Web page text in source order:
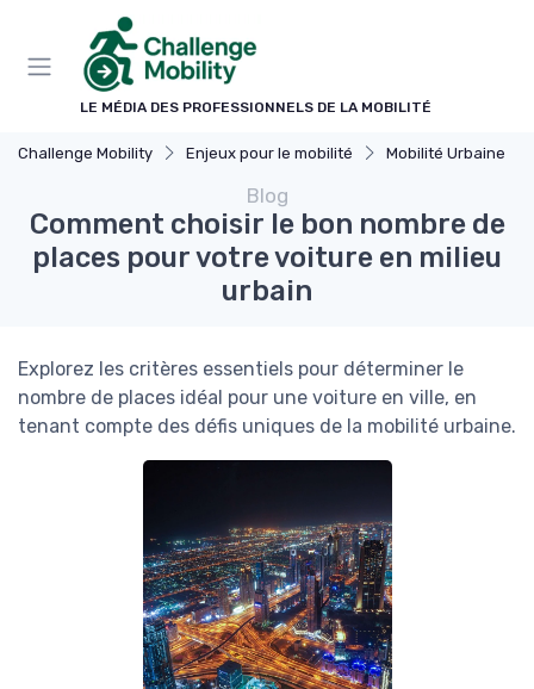
LE MÉDIA DES PROFESSIONNELS DE LA MOBILITÉ
Challenge Mobility Enjeux pour le mobilité Mobilité Urbaine
Blog
Comment choisir le bon nombre de
places pour votre voiture en milieu
urbain
Explorez les critères essentiels pour déterminer le
nombre de places idéal pour une voiture en ville, en
tenant compte des défis uniques de la mobilité urbaine.
Panneau de gestion des cookies